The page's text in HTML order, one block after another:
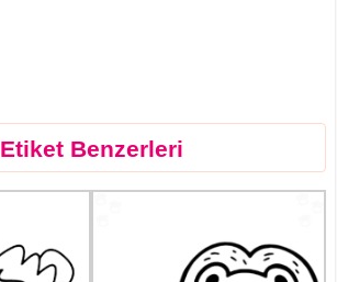
Etiket Benzerleri